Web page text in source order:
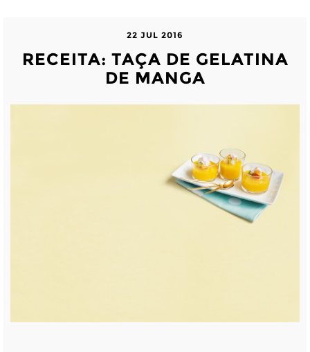
22 JUL 2016
RECEITA: TAÇA DE GELATINA
DE MANGA